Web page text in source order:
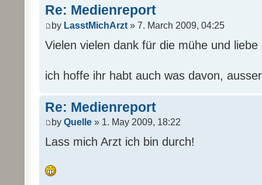
Re: Medienreport
by LasstMichArzt » 7. March 2009, 04:25
Vielen vielen dank für die mühe und
ich hoffe ihr habt auch was davon,
Re: Medienreport
by Quelle » 1. May 2009, 18:22
Lass mich Arzt ich bin durch!